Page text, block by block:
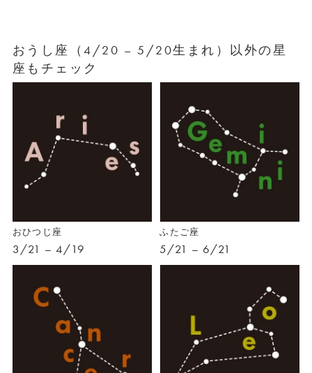
おうし座（4/20 – 5/20生まれ）以外の星
座もチェック
おひつじ座
3/21 – 4/19
ふたご座
5/21 – 6/21